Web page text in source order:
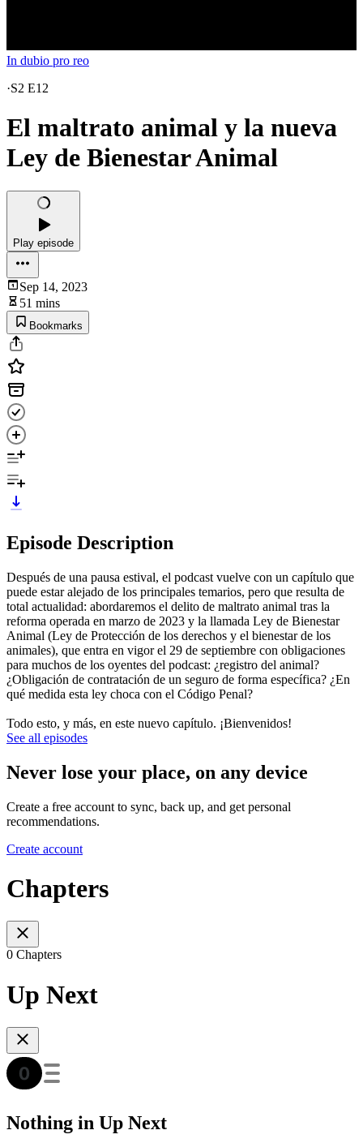
In dubio pro reo
·S2 E12
El maltrato animal y la nueva
Ley de Bienestar Animal
Play episode
Sep 14, 2023
51 mins
Bookmarks
Episode Description
Después de una pausa estival, el podcast vuelve con un capítulo que
puede estar alejado de los principales temarios, pero que resulta de
total actualidad: abordaremos el delito de maltrato animal tras la
reforma operada en marzo de 2023 y la llamada Ley de Bienestar
Animal (Ley de Protección de los derechos y el bienestar de los
animales), que entra en vigor el 29 de septiembre con obligaciones
para muchos de los oyentes del podcast: ¿registro del animal?
¿Obligación de contratación de un seguro de forma específica? ¿En
qué medida esta ley choca con el Código Penal?
Todo esto, y más, en este nuevo capítulo. ¡Bienvenidos!
See all episodes
Never lose your place, on any device
Create a free account to sync, back up, and get personal
recommendations.
Create account
Chapters
0 Chapters
Up Next
Nothing in Up Next